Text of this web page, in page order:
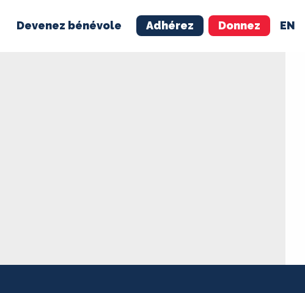
Devenez bénévole Adhérez Donnez EN